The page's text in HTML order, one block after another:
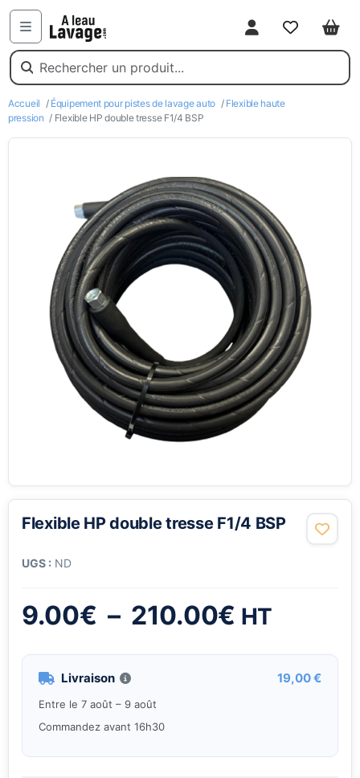
Menu
Mon compte
Favoris
Accueil / Équipement pour pistes de lavage auto / Flexible haute
pression / Flexible HP double tresse F1/4 BSP
Flexible HP double tresse F1/4 BSP
UGS : ND
9.00€ – 210.00€ Plage
de
prix :
HT
Livraison 19,00 €
Entre le 7 août – 9 août
Commandez avant 16h30